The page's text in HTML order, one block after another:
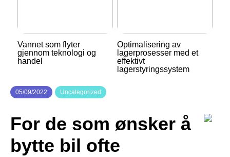
Vannet som flyter
gjennom teknologi og
handel
Optimalisering av
lagerprosesser med et
effektivt
lagerstyringssystem
05/09/2022 Uncategorized
For de som ønsker å
bytte bil ofte